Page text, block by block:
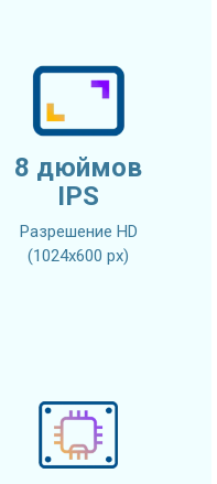
8 дюймов
IPS
Разрешение HD
(1024х600 px)